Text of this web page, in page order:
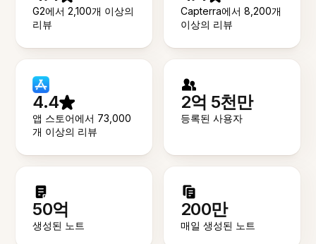
G2에서 2,100개 이상의
리뷰
Capterra에서 8,200개
이상의 리뷰
4.4
앱 스토어에서 73,000
개 이상의 리뷰
2억 5천만
등록된 사용자
50억
생성된 노트
200만
매일 생성된 노트